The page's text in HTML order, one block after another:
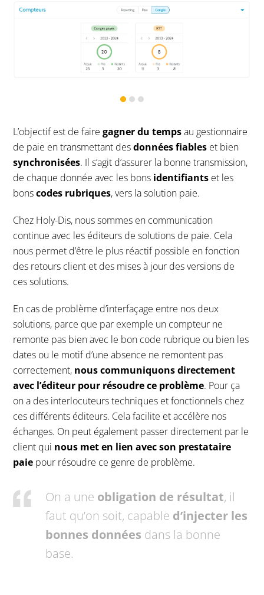
L’objectif est de fairegagner du tempsau gestionnaire
de paie en transmettant desdonnées fiables et bien
synchronisées. Il s’agit d’assurer la bonne transmission,
de chaque donnée avec les bons identifiants et les
bonscodes rubriques, vers la solution paie.
Chez Holy-Dis, nous sommes en communication
continue avec les éditeurs de solutions de paie. Cela
nous permet d’être le plus réactif possible en fonction
des retours client et des mises à jour des versions de
ces solutions.
En cas de problème d’interfaçage entre nos deux
solutions, parce que par exemple un compteur ne
remonte pas bien avec le bon code rubrique ou bien les
dates ou le motif d’une absence ne remontent pas
correctement, nous communiquons directement
avec l’éditeur pour résoudre ce problème. Pour ça
on a des interlocuteurs techniques et fonctionnels chez
ces différents éditeurs. Cela facilite et accélère nos
échanges. On peut également passer directement par le
client qui nous met en lien avec son prestataire
paie pour résoudre ce genre de problème.
On a une obligation de résultat, il
faut qu’on soit, capable d’injecter les
bonnes données dans la bonne
base.